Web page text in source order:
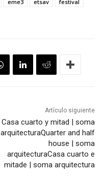
eme3 etsav
festival
Artículo siguiente
Casa cuarto y mitad | soma
arquitecturaQuarter and half
house | soma
arquitecturaCasa cuarto e
mitade | soma arquitectura